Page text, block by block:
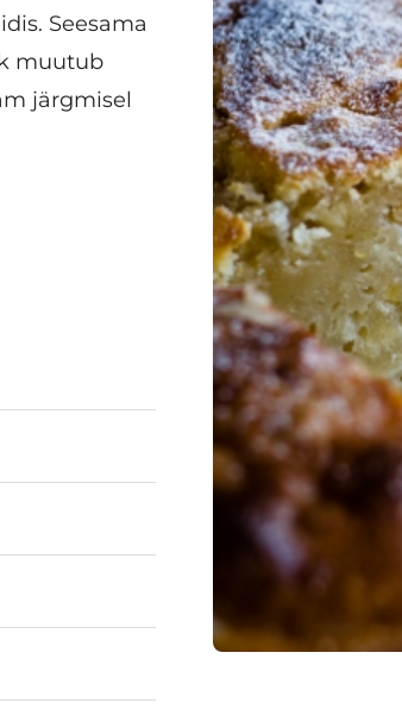
Seesama
muutub
järgmisel